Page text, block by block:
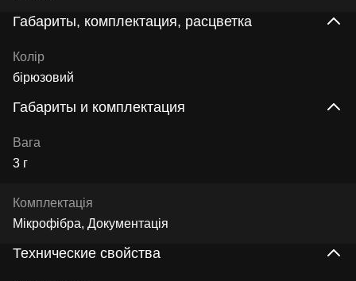
Габариты, комплектация, расцветка
Колір
бірюзовий
Габариты и комплектация
Вага
3 г
Комплектація
Мікрофібра, Документація
Технические свойства